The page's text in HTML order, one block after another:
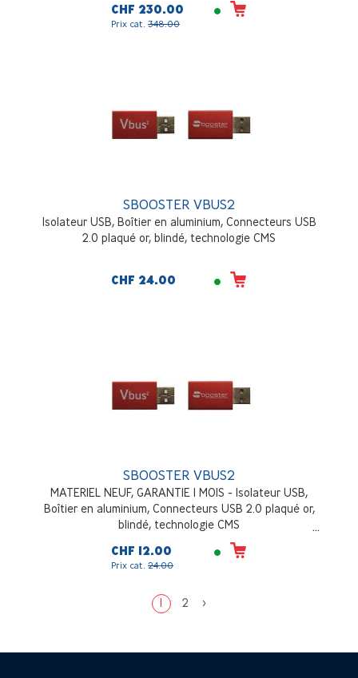
CHF 230.00
Prix cat. 348.00
SBOOSTER VBUS2
Isolateur USB, Boîtier en aluminium, Connecteurs USB
2.0 plaqué or, blindé, technologie CMS
CHF 24.00
SBOOSTER VBUS2
MATERIEL NEUF, GARANTIE 1 MOIS - Isolateur USB,
Boîtier en aluminium, Connecteurs USB 2.0 plaqué or,
blindé, technologie CMS
CHF 12.00
Prix cat. 24.00
1 2 >